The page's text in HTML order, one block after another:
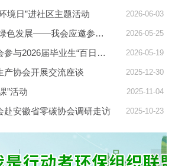
境日”进社区主题活动 2026-06-03
共护一江碧水 共谋绿色发展——我会应邀参加长江大保护战略实施十年思客会 2026-05-25
助力校企高招，我会参与2026届毕业生“百日冲刺”校园双选会 2026-05-19
产协会开展交流座谈 2025-12-30
”活动 2025-11-04
赴安徽省零碳协会调研走访 2025-10-23
>